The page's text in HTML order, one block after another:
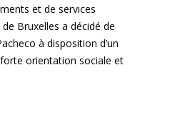
et de services
Bruxelles a décidé de
à disposition d’un
orientation sociale et